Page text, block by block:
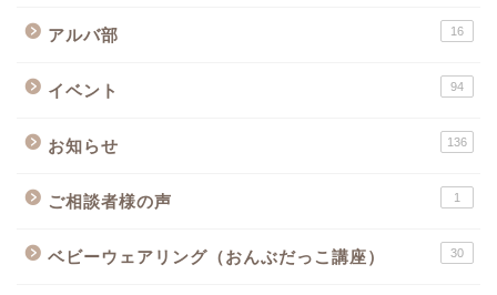
アルバ部 16
イベント 94
お知らせ 136
ご相談者様の声 1
ベビーウェアリング（おんぶだっこ講座） 30